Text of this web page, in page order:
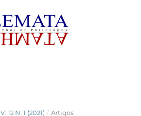
V. 12 N. 1 (2021) / Artigos